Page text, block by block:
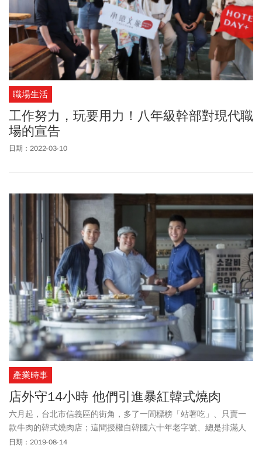
職場生活
工作努力，玩要用力！八年級幹部對現代職
場的宣告
日期：2022-03-10
產業時事
店外守14小時 他們引進暴紅韓式燒肉
六月起，台北市信義區的街角，多了一間標榜「站著吃」、只賣一
款牛肉的韓式燒肉店；這間授權自韓國六十年老字號、總是排滿人
潮的特色店，幕後推手卻是三個平均二十九歲的年輕人……
日期：2019-08-14